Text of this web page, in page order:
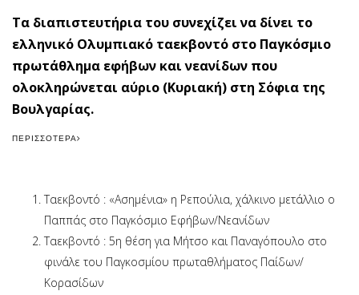
Τα διαπιστευτήρια του συνεχίζει να δίνει το
ελληνικό Ολυμπιακό ταεκβοντό στο Παγκόσμιο
πρωτάθλημα εφήβων και νεανίδων που
ολοκληρώνεται αύριο (Κυριακή) στη Σόφια της
Βουλγαρίας.
ΠΕΡΙΣΣΌΤΕΡΑ
Ταεκβοντό : «Ασημένια» η Ρεπούλια, χάλκινο μετάλλιο ο
Παππάς στο Παγκόσμιο Εφήβων/Νεανίδων
Ταεκβοντό : 5η θέση για Μήτσο και Παναγόπουλο στο
φινάλε του Παγκοσμίου πρωταθλήματος Παίδων/
Κορασίδων